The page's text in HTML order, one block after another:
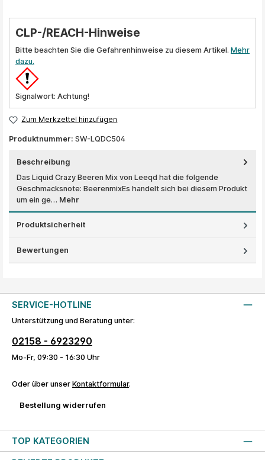
CLP-/REACH-Hinweise
Bitte beachten Sie die Gefahrenhinweise zu diesem Artikel. Mehr
dazu.
Signalwort: Achtung!
Zum Merkzettel hinzufügen
Produktnummer: SW-LQDC504
Beschreibung
Das Liquid Crazy Beeren Mix von Leeqd hat die folgende
Geschmacksnote: BeerenmixEs handelt sich bei diesem Produkt
um ein ge… Mehr
Produktsicherheit
Bewertungen
SERVICE-HOTLINE
Unterstützung und Beratung unter:
02158 - 6923290
Mo-Fr, 09:30 - 16:30 Uhr
Oder über unser Kontaktformular.
Bestellung widerrufen
TOP KATEGORIEN